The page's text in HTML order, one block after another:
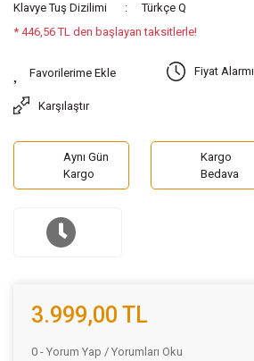
Klavye Tuş Dizilimi
Türkçe Q
* 446,56 TL den başlayan taksitlerle!
Fiyat Alarmı
Karşılaştır
Aynı Gün
Kargo
Kargo
Bedava
3.999,00 TL
0 - Yorum Yap / Yorumları Oku